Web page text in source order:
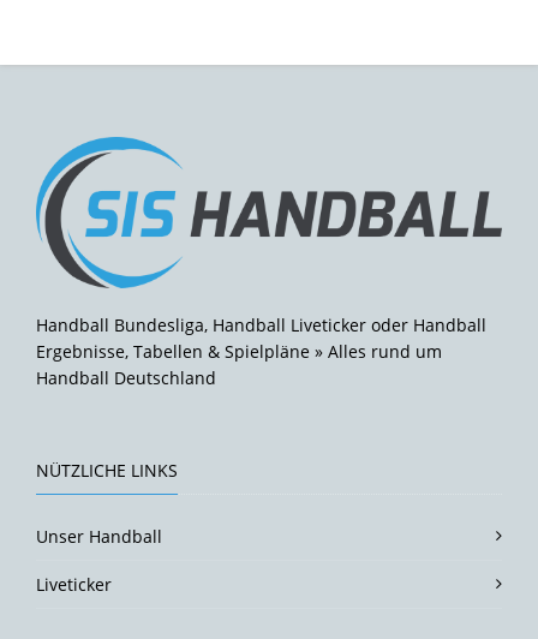
Handball Bundesliga, Handball Liveticker oder Handball
Ergebnisse, Tabellen & Spielpläne » Alles rund um
Handball Deutschland
NÜTZLICHE LINKS
Unser Handball
Liveticker